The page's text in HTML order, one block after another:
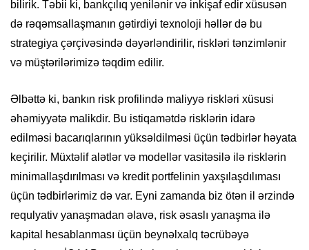
bilirik. Təbii ki, bankçılıq yenilənir və inkişaf edir xüsusən
də rəqəmsallaşmanın gətirdiyi texnoloji həllər də bu
strategiya çərçivəsində dəyərləndirilir, riskləri tənzimlənir
və müştərilərimizə təqdim edilir.
Əlbəttə ki, bankın risk profilində maliyyə riskləri xüsusi
əhəmiyyətə malikdir. Bu istiqamətdə risklərin idarə
edilməsi bacarıqlarının yüksəldilməsi üçün tədbirlər həyata
keçirilir. Müxtəlif alətlər və modellər vasitəsilə ilə risklərin
minimallaşdırılması və kredit portfelinin yaxşılaşdılıması
üçün tədbirlərimiz də var. Eyni zamanda biz ötən il ərzində
requlyativ yanaşmadan əlavə, risk əsaslı yanaşma ilə
kapital hesablanması üçün beynəlxalq təcrübəyə